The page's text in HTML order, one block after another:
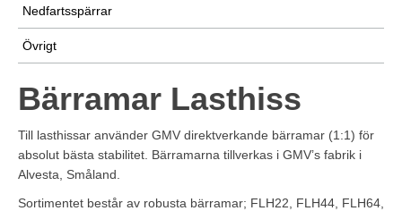
Nedfartsspärrar
Övrigt
Bärramar Lasthiss
Till lasthissar använder GMV direktverkande bärramar (1:1) för
absolut bästa stabilitet. Bärramarna tillverkas i GMV’s fabrik i
Alvesta, Småland.
Sortimentet består av robusta bärramar; FLH22, FLH44, FLH64,